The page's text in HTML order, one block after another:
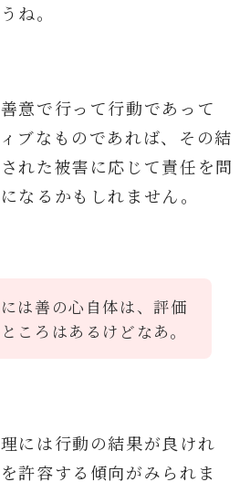
ね。
意で行って行動であって
ブなものであれば、その結
れた被害に応じて責任を問
なるかもしれません。
は善の心自体は、評価
ころはあるけどなあ。
には行動の結果が良けれ
許容する傾向がみられま